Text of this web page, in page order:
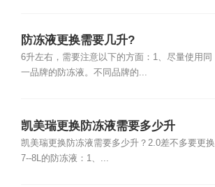
防冻液更换需要几升?
6升左右，需要注意以下的方面：1、尽量使用同
一品牌的防冻液。不同品牌的...
凯美瑞更换防冻液需要多少升
凯美瑞更换防冻液需要多少升？2.0差不多要更换
7--8L的防冻液：1、...